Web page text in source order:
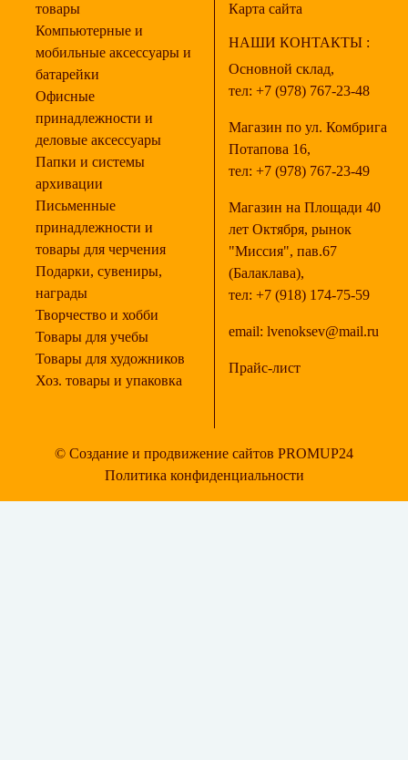
товары
Компьютерные и
мобильные аксессуары и
батарейки
Офисные
принадлежности и
деловые аксессуары
Папки и системы
архивации
Письменные
принадлежности и
товары для черчения
Подарки, сувениры,
награды
Творчество и хобби
Товары для учебы
Товары для художников
Хоз. товары и упаковка
Карта сайта
НАШИ КОНТАКТЫ :
Основной склад,
тел: +7 (978) 767-23-48
Магазин по ул. Комбрига
Потапова 16,
тел: +7 (978) 767-23-49
Магазин на Площади 40
лет Октября, рынок
"Миссия", пав.67
(Балаклава),
тел: +7 (918) 174-75-59
email: lvenoksev@mail.ru
Прайс-лист
© Создание и продвижение сайтов PROMUP24
Политика конфиденциальности